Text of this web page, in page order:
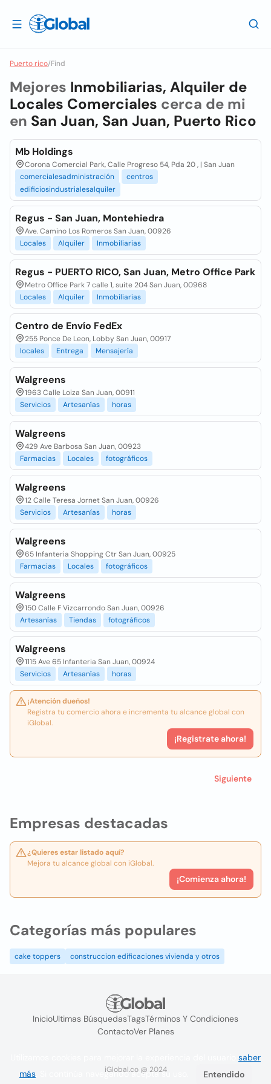
Puerto rico/Find
Empresas destacadas
¿Quieres estar listado aquí?
Mejora tu alcance global con iGlobal.
¡Comienza ahora!
Mejores Inmobiliarias, Alquiler de
Locales Comerciales cerca de mi
en San Juan, San Juan, Puerto Rico
Mb Holdings
Corona Comercial Park, Calle Progreso 54, Pda 20 , | San Juan
comercialesadministración
centros
edificiosindustrialesalquiler
Regus - San Juan, Montehiedra
Ave. Camino Los Romeros San Juan, 00926
Locales
Alquiler Inmobiliarias
Regus - PUERTO RICO, San Juan, Metro Office Park
Metro Office Park 7 calle 1, suite 204 San Juan, 00968
Locales
Alquiler Inmobiliarias
Centro de Envío FedEx
255 Ponce De Leon, Lobby San Juan, 00917
locales
Entrega Mensajería
Walgreens
1963 Calle Loiza San Juan, 00911
Servicios
Artesanías horas
Walgreens
429 Ave Barbosa San Juan, 00923
Farmacias
Locales fotográficos
Walgreens
12 Calle Teresa Jornet San Juan, 00926
Servicios
Artesanías horas
Walgreens
65 Infanteria Shopping Ctr San Juan, 00925
Farmacias
Locales fotográficos
Walgreens
150 Calle F Vizcarrondo San Juan, 00926
Artesanías
Tiendas fotográficos
Walgreens
1115 Ave 65 Infanteria San Juan, 00924
Servicios
Artesanías horas
¡Atención dueños!
Registra tu comercio ahora e incrementa tu alcance global con
iGlobal.
¡Registrate ahora!
Siguiente
Categorías más populares
cake toppers construccion edificaciones vivienda y otros
InicioUltimas BúsquedasTagsTérminos Y Condiciones
ContactoVer Planes
iGlobal.co @ 2024
saber
más . Si continúa navegando acepta su uso. Entendido